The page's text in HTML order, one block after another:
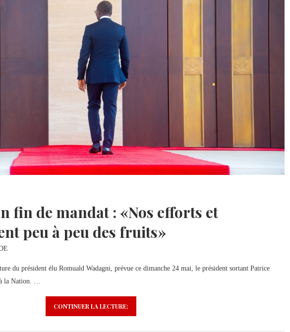
fin de mandat : «Nos efforts et
peu à peu des fruits»
du président élu Romuald Wadagni, prévue ce dimanche 24 mai, le président sortant Patrice
à la Nation. …
CONTINUER LA LECTURE: